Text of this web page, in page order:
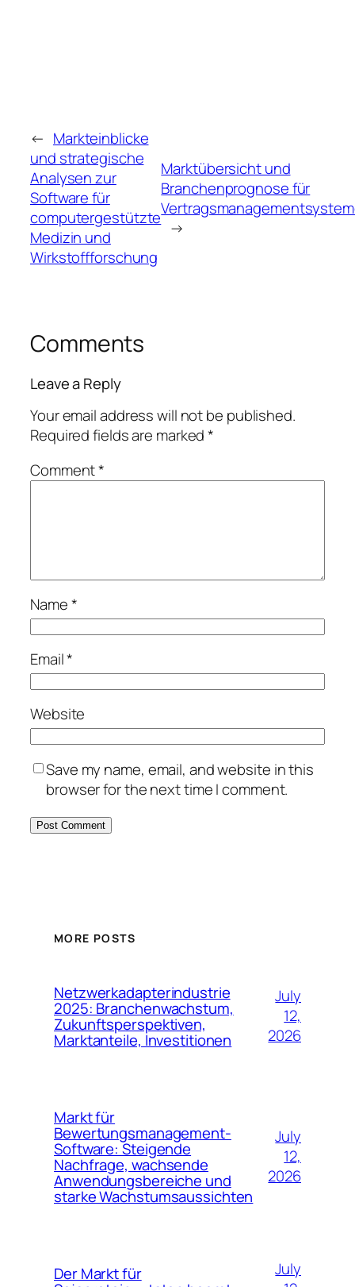
← Markteinblicke
und strategische
Analysen zur
Software für
computergestützte
Medizin und
Wirkstoffforschung
Marktübersicht und
Branchenprognose für
→
Comments
Leave a Reply
Your email address will not be published.
Required fields are marked*
Comment*
Name*
Email*
Website
Save my name, email, and website in this
browser for the next time I comment.
MORE POSTS
Netzwerkadapterindustrie
2025: Branchenwachstum,
Zukunftsperspektiven,
Marktanteile, Investitionen
July
12,
2026
Markt für
Bewertungsmanagement-
Software: Steigende
Nachfrage, wachsende
Anwendungsbereiche und
starke Wachstumsaussichten
July
12,
2026
Der Markt für
July